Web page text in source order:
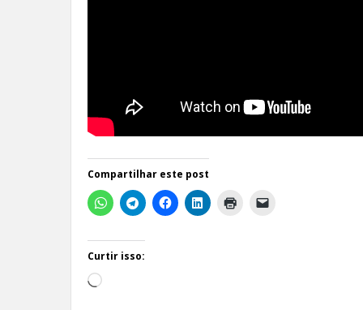
Compartilhar este post
Curtir isso:
Carregando...